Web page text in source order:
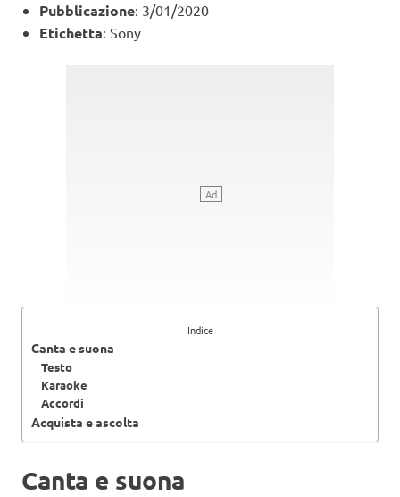
Pubblicazione: 3/01/2020
Etichetta: Sony
Indice
Canta e suona
Testo
Karaoke
Accordi
Acquista e ascolta
Canta e suona